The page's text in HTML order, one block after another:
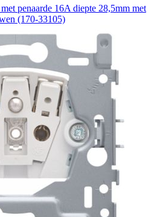
penaarde 16A diepte 28,5mm met
(170-33105)